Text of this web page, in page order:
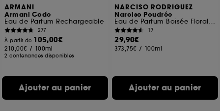
ARMANI
Armani Code
Eau de Parfum Rechargeable
277
À partir de 105,00€
210,00€ / 100ml
2 contenances disponibles
Ajouter au panier
NARCISO RODRIGUEZ
Narciso Poudrée
Eau de Parfum Boisée Florale Poudrée format voyage
17
29,90€
373,75€ / 100ml
Ajouter au panier